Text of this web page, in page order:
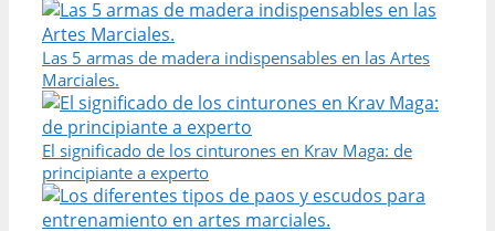
Las 5 armas de madera indispensables en las Artes
Marciales.
El significado de los cinturones en Krav Maga: de
principiante a experto